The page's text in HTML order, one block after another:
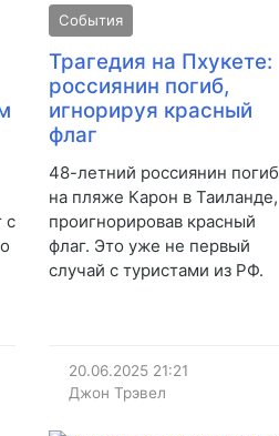
с
События
Трагедия на Пхукете:
россиянин погиб,
игнорируя красный
флаг
48-летний россиянин погиб
на пляже Карон в Таиланде,
проигнорировав красный
флаг. Это уже не первый
случай с туристами из РФ.
20.06.2025 21:21
Джон Трэвел